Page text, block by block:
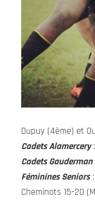
Dupuy (4ème) et
Cadets Alamercery:
Cadets Gauderman
Féminines Seniors:
Cheminots 15-20